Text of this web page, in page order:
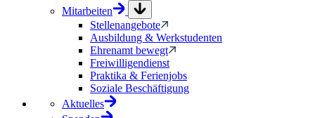
Mitarbeiten
Stellenangebote
Ausbildung & Werkstudenten
Ehrenamt bewegt
Freiwilligendienst
Praktika & Ferienjobs
Soziale Beschäftigung
Aktuelles